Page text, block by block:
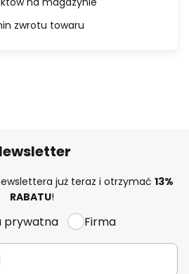
zwrotu towaru
już teraz i otrzymać 13%
RABATU!
prywatna Firma